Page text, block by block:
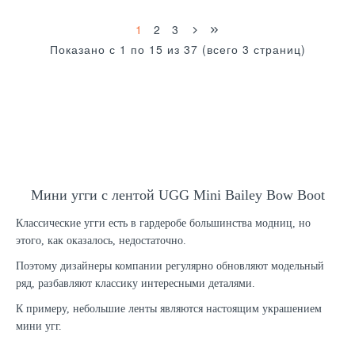
Мини угги с лентой UGG Mini Bailey Bow Boot
Классические угги есть в гардеробе большинства модниц, но
этого, как оказалось, недостаточно.
Поэтому дизайнеры компании регулярно обновляют модельный
ряд, разбавляют классику интересными деталями.
К примеру, небольшие ленты являются настоящим украшением
мини угг.
1 2
3
Показано с 1 по 15 из 37 (всего 3 страниц)